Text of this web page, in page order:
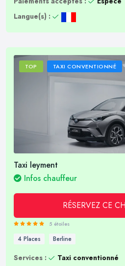
Langue(s) :
TOP TAXI CONVENTIONNÉ
Taxi leyment
Infos chauffeur
RÉSERVEZ CE
5 étoiles
4 Places Berline
Services :
Taxi conventionné